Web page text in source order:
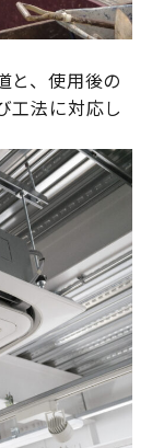
と、使用後の
工法に対応し